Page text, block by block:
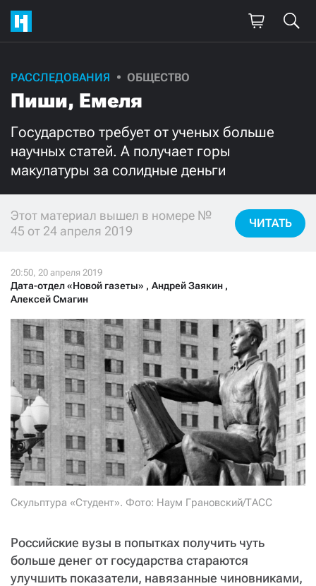
РАССЛЕДОВАНИЯ ОБЩЕСТВО
Пиши, Емеля
Государство требует от ученых больше
научных статей. А получает горы
макулатуры за солидные деньги
Этот материал вышел в номере №
45 от 24 апреля 2019
ЧИТАТЬ
Дата-отдел «Новой газеты» , Андрей Заякин ,
Алексей Смагин
Скульптура «Студент». Фото: Наум Грановский/ТАСС
Российские вузы в попытках получить чуть
больше денег от государства стараются
улучшить показатели, навязанные чиновниками,
Поддержите
нашу работу!
Ежемесячно Разово
3000 1000
500
Нажимая кнопку «Стать соучастником»,
я принимаю условия
СТАТЬ СОУЧАСТНИКОМ
ПОДЕЛИТЬСЯ С ДРУЗЬЯМИ
Если у вас есть вопросы, пишите donate@novayagazeta.ru или
звоните:
+7 (929) 612-03-68